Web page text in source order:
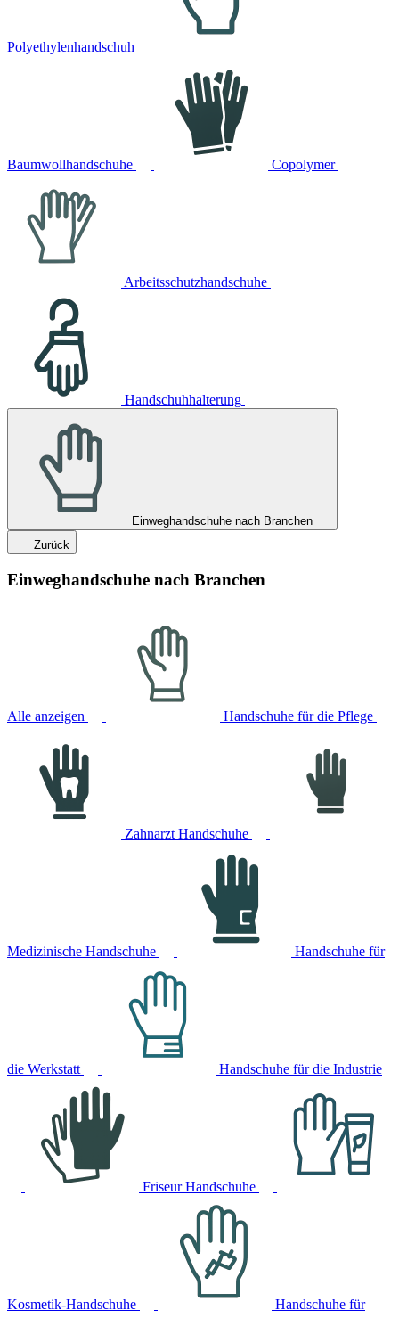
Polyethylenhandschuh
Baumwollhandschuhe Copolymer
Arbeitsschutzhandschuhe
Handschuhhalterung
Einweghandschuhe nach Branchen
Zurück
Einweghandschuhe nach Branchen
Alle anzeigen Handschuhe für die Pflege
Zahnarzt Handschuhe
Medizinische Handschuhe Handschuhe für
die Werkstatt Handschuhe für die Industrie
Friseur Handschuhe
Kosmetik-Handschuhe Handschuhe für